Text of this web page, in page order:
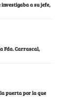
investigaba a su jefe,
Fda. Carrascal,
puerta por la que